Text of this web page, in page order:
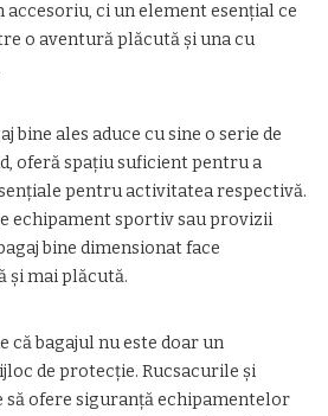
accesoriu, ci un element esențial ce
o aventură plăcută și una cu
bine ales aduce cu sine o serie de
oferă spațiu suficient pentru a
pentru activitatea respectivă.
echipament sportiv sau provizii
bine dimensionat face
și mai plăcută.
că bagajul nu este doar un
de protecție. Rucsacurile și
ofere siguranță echipamentelor